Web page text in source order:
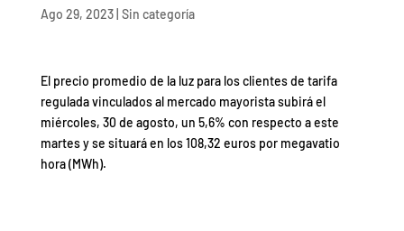
Ago 29, 2023| Sin categoría
El precio promedio de la luz para los clientes de tarifa
regulada vinculados al mercado mayorista subirá el
miércoles, 30 de agosto, un 5,6% con respecto a este
martes y se situará en los 108,32 euros por megavatio
hora (MWh).